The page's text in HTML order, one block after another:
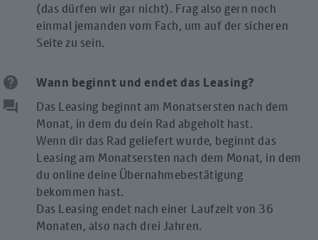
(das dürfen wir gar nicht). Frag also gern noch
einmal jemanden vom Fach, um auf der sicheren
Seite zu sein.
help Wann beginnt und endet das Leasing?
question_answer
Das Leasing beginnt am Monatsersten nach dem
Monat, in dem du dein Rad abgeholt hast.
Wenn dir das Rad geliefert wurde, beginnt das
Leasing am Monatsersten nach dem Monat, in dem
du online deine Übernahmebestätigung
bekommen hast.
Das Leasing endet nach einer Laufzeit von 36
Monaten, also nach drei Jahren.